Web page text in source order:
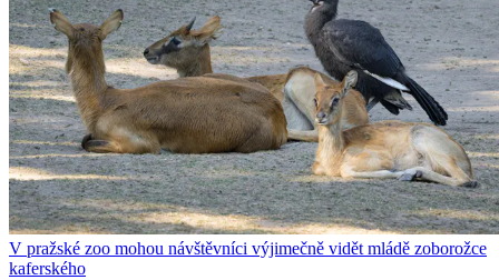
V pražské zoo mohou návštěvníci výjimečně vidět mládě zoborožce
kaferského